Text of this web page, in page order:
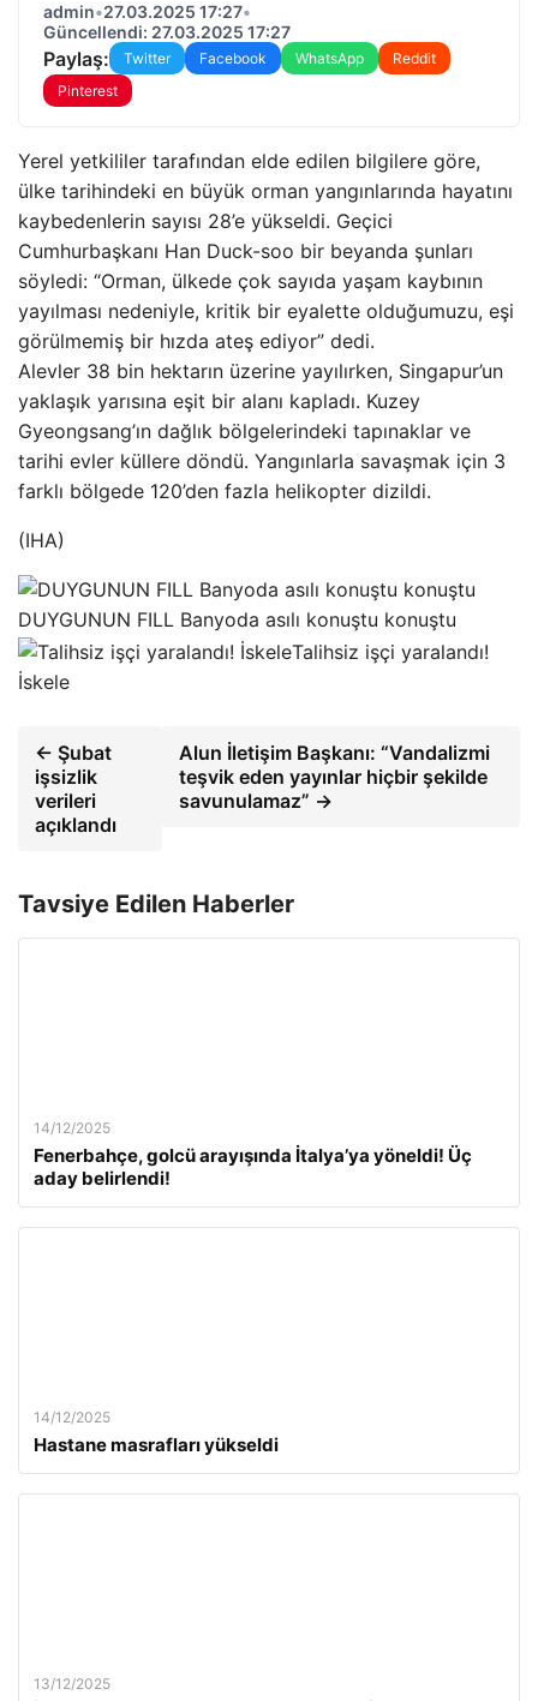
admin•27.03.2025 17:27•
Güncellendi: 27.03.2025 17:27
Paylaş: Twitter Facebook WhatsApp
Reddit
Pinterest
Yerel yetkililer tarafından elde edilen bilgilere göre,
ülke tarihindeki en büyük orman yangınlarında hayatını
kaybedenlerin sayısı 28’e yükseldi. Geçici
Cumhurbaşkanı Han Duck-soo bir beyanda şunları
söyledi: “Orman, ülkede çok sayıda yaşam kaybının
yayılması nedeniyle, kritik bir eyalette olduğumuzu, eşi
görülmemiş bir hızda ateş ediyor” dedi.
Alevler 38 bin hektarın üzerine yayılırken, Singapur’un
yaklaşık yarısına eşit bir alanı kapladı. Kuzey
Gyeongsang’ın dağlık bölgelerindeki tapınaklar ve
tarihi evler küllere döndü. Yangınlarla savaşmak için 3
farklı bölgede 120’den fazla helikopter dizildi.
(IHA)
DUYGUNUN FILL Banyoda asılı konuştu konuştu
Talihsiz işçi yaralandı!
İskele
← Şubat
işsizlik
verileri
açıklandı
Alun İletişim Başkanı: “Vandalizmi
teşvik eden yayınlar hiçbir şekilde
savunulamaz” →
Tavsiye Edilen Haberler
14/12/2025
Fenerbahçe, golcü arayışında İtalya’ya yöneldi! Üç
aday belirlendi!
14/12/2025
Hastane masrafları yükseldi
13/12/2025